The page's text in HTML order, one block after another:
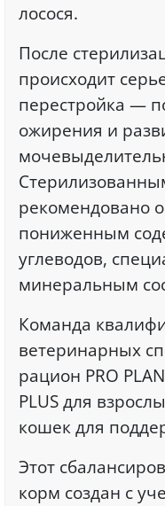
лосося.
После
происходит
перестройка —
ожирения и
рекомендовано
пониженным
углеводов,
минеральным
Команда
ветеринарных
рацион PRO
PLUS для
кошек для
Этот
корм создан с